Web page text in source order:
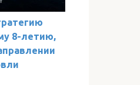
8-летию,